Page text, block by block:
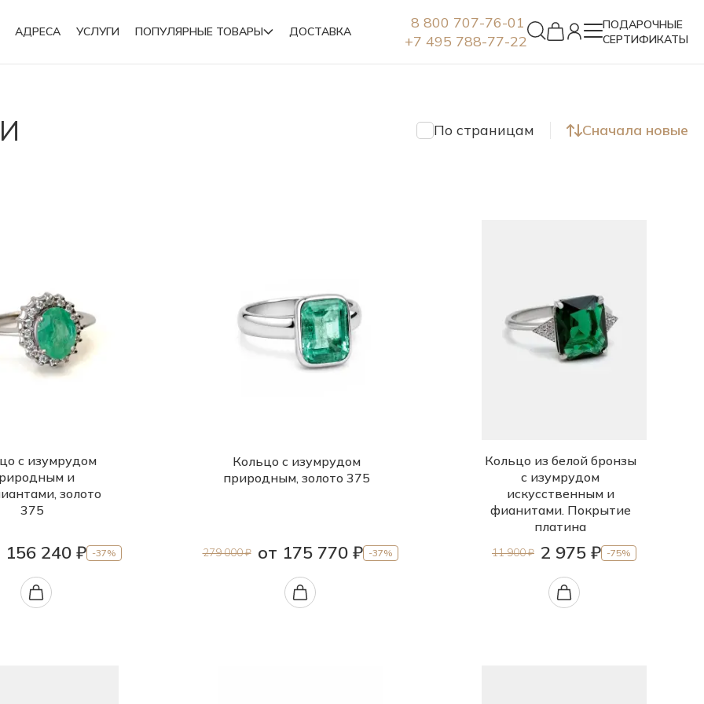
АДРЕСА УСЛУГИ ПОПУЛЯРНЫЕ ТОВАРЫ ДОСТАВКА
8 800 707-76-01
+7 495 788-77-22
ПОДАРОЧНЫЕ
СЕРТИФИКАТЫ
По страницам Сначала новые
с изумрудом
и
золото
375
156 240 ₽ -37%
Кольцо с изумрудом
природным, золото 375
279 000 ₽ от 175 770 ₽ -37%
Кольцо из белой бронзы
с изумрудом
искусственным и
фианитами. Покрытие
платина
11 900 ₽ 2 975 ₽ -75%